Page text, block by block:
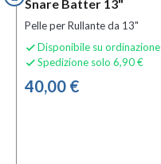
Snare Batter 13"
Pelle per Rullante da 13"
 Disponibile su ordinazione
 Spedizione solo 6,90 €
40,00 €